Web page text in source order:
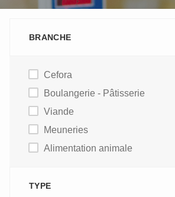
BRANCHE
Cefora
Boulangerie - Pâtisserie
Viande
Meuneries
Alimentation animale
TYPE